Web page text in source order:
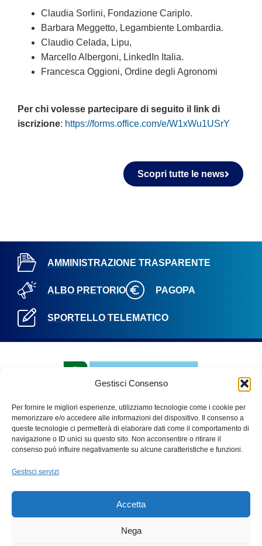
Gestisci Consenso
Per fornire le migliori esperienze, utilizziamo tecnologie come i cookie per
memorizzare e/o accedere alle informazioni del dispositivo. Il consenso a
queste tecnologie ci permetterà di elaborare dati come il comportamento di
navigazione o ID unici su questo sito. Non acconsentire o ritirare il
consenso può influire negativamente su alcune caratteristiche e funzioni.
Gestisci servizi
Accetta
Nega
Claudia Sorlini, Fondazione Cariplo.
Barbara Meggetto, Legambiente Lombardia.
Claudio Celada, Lipu,
Marcello Albergoni, LinkedIn Italia.
Francesca Oggioni, Ordine degli Agronomi
Per chi volesse partecipare di seguito il link di
iscrizione: https://forms.office.com/e/W1xWu1USrY
Scopri tutte le news
AMMINISTRAZIONE TRASPARENTE
ALBO PRETORIO PAGOPA
SPORTELLO TELEMATICO
PARCO ADDA NORD
20056 – Trezzo sull’Adda (Mi)